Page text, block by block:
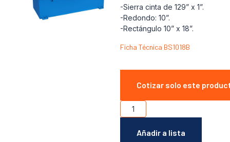
-Sierra cinta de 129” x 1”.
-Redondo: 10”.
-Rectángulo 10” x 18”.
Ficha Técnica BS1018B
Cotizar solo este
Añadir a lista